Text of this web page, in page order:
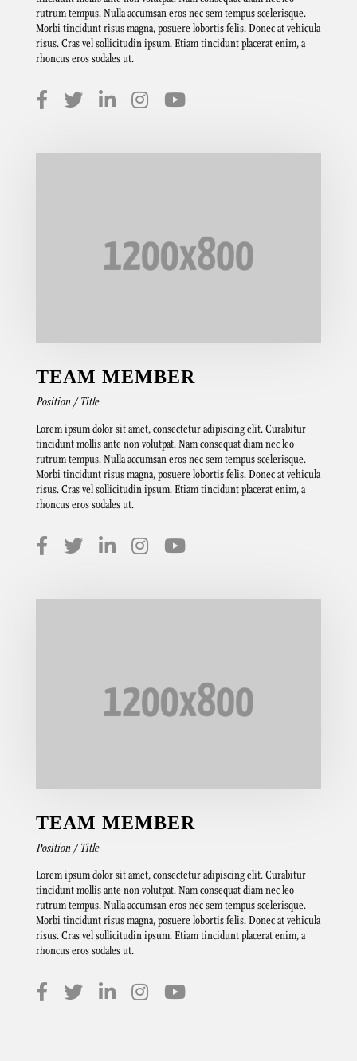
rutrum tempus. Nulla accumsan eros nec sem tempus scelerisque.
Morbi tincidunt risus magna, posuere lobortis felis. Donec at vehicula
risus. Cras vel sollicitudin ipsum. Etiam tincidunt placerat enim, a
rhoncus eros sodales ut.
TEAM MEMBER
Position / Title
Lorem ipsum dolor sit amet, consectetur adipiscing elit. Curabitur
tincidunt mollis ante non volutpat. Nam consequat diam nec leo
rutrum tempus. Nulla accumsan eros nec sem tempus scelerisque.
Morbi tincidunt risus magna, posuere lobortis felis. Donec at vehicula
risus. Cras vel sollicitudin ipsum. Etiam tincidunt placerat enim, a
rhoncus eros sodales ut.
TEAM MEMBER
Position / Title
Lorem ipsum dolor sit amet, consectetur adipiscing elit. Curabitur
tincidunt mollis ante non volutpat. Nam consequat diam nec leo
rutrum tempus. Nulla accumsan eros nec sem tempus scelerisque.
Morbi tincidunt risus magna, posuere lobortis felis. Donec at vehicula
risus. Cras vel sollicitudin ipsum. Etiam tincidunt placerat enim, a
rhoncus eros sodales ut.